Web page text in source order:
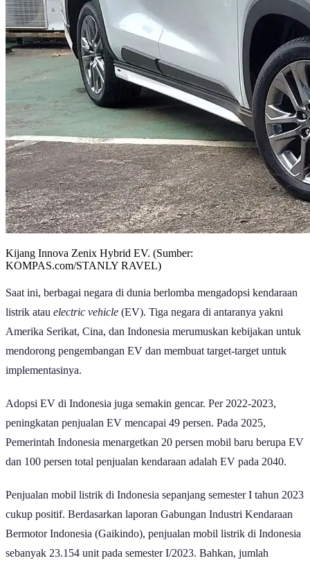
Kijang Innova Zenix Hybrid EV. (Sumber:
KOMPAS.com/STANLY RAVEL)
Saat ini, berbagai negara di dunia berlomba mengadopsi kendaraan
listrik atau electric vehicle (EV). Tiga negara di antaranya yakni
Amerika Serikat, Cina, dan Indonesia merumuskan kebijakan untuk
mendorong pengembangan EV dan membuat target-target untuk
implementasinya.
Adopsi EV di Indonesia juga semakin gencar. Per 2022-2023,
peningkatan penjualan EV mencapai 49 persen. Pada 2025,
Pemerintah Indonesia menargetkan 20 persen mobil baru berupa EV
dan 100 persen total penjualan kendaraan adalah EV pada 2040.
Penjualan mobil listrik di Indonesia sepanjang semester I tahun 2023
cukup positif. Berdasarkan laporan Gabungan Industri Kendaraan
Bermotor Indonesia (Gaikindo), penjualan mobil listrik di Indonesia
sebanyak 23.154 unit pada semester I/2023. Bahkan, jumlah